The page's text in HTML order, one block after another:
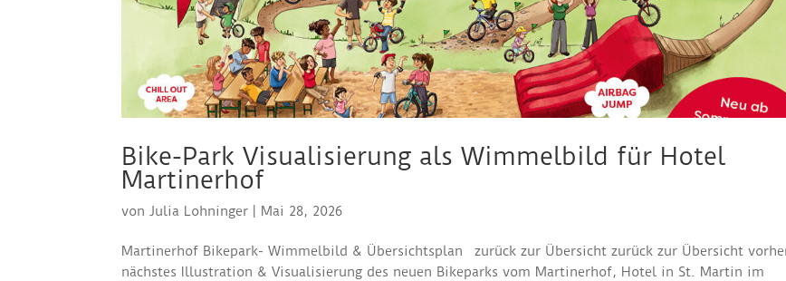
Bike-Park Visualisierung als Wimmelbild für Hotel
Martinerhof
vonJulia Lohninger Mai 28, 2026
Martinerhof Bikepark- Wimmelbild & Übersichtsplan zurück zur Übersicht zurück zur Übersicht
nächstes Illustration & Visualisierung des neuen Bikeparks vom Martinerhof, Hotel in St. Martin im